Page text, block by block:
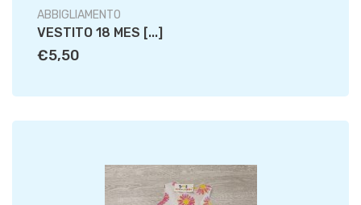
ABBIGLIAMENTO
VESTITO 18 MES [...]
€5,50